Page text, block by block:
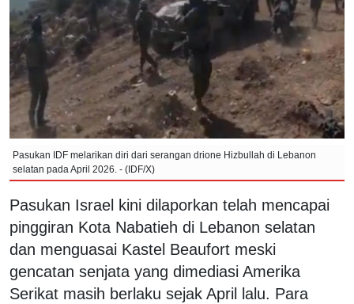
Pasukan IDF melarikan diri dari serangan drione Hizbullah di Lebanon
selatan pada April 2026. - (IDF/X)
Pasukan Israel kini dilaporkan telah mencapai
pinggiran Kota Nabatieh di Lebanon selatan
dan menguasai Kastel Beaufort meski
gencatan senjata yang dimediasi Amerika
Serikat masih berlaku sejak April lalu. Para